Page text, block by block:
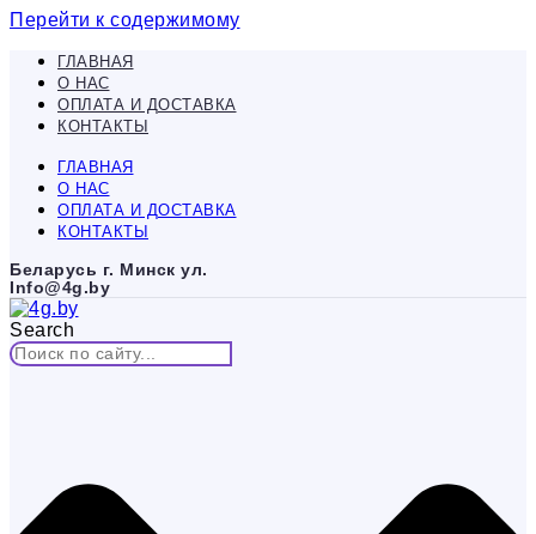
Перейти к содержимому
ГЛАВНАЯ
О НАС
ОПЛАТА И ДОСТАВКА
КОНТАКТЫ
ГЛАВНАЯ
О НАС
ОПЛАТА И ДОСТАВКА
КОНТАКТЫ
Беларусь г. Минск ул.
Info@4g.by
Search